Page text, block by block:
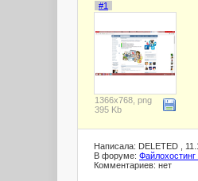
#1
1366x768, png
395 Kb
Написала: DELETED ,
В форуме: Файлохостинг
Комментариев: нет